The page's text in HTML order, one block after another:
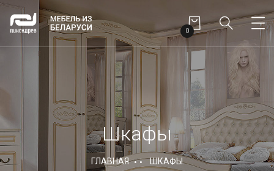
0
Шкафы
ГЛАВНАЯ ШКАФЫ